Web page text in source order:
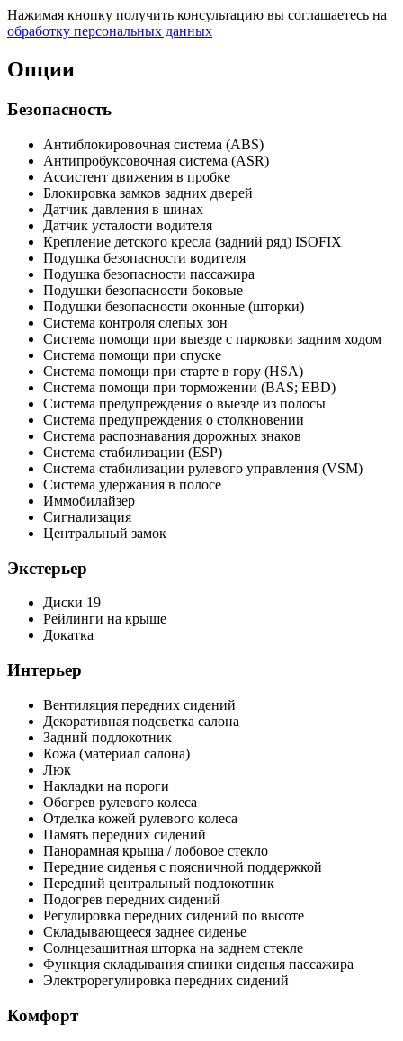
Нажимая кнопку получить консультацию вы соглашаетесь на
обработку персональных данных
Опции
Безопасность
Антиблокировочная система (ABS)
Антипробуксовочная система (ASR)
Ассистент движения в пробке
Блокировка замков задних дверей
Датчик давления в шинах
Датчик усталости водителя
Крепление детского кресла (задний ряд) ISOFIX
Подушка безопасности водителя
Подушка безопасности пассажира
Подушки безопасности боковые
Подушки безопасности оконные (шторки)
Система контроля слепых зон
Система помощи при выезде с парковки задним ходом
Система помощи при спуске
Система помощи при старте в гору (HSA)
Система помощи при торможении (BAS; EBD)
Система предупреждения о выезде из полосы
Система предупреждения о столкновении
Система распознавания дорожных знаков
Система стабилизации (ESP)
Система стабилизации рулевого управления (VSM)
Система удержания в полосе
Иммобилайзер
Сигнализация
Центральный замок
Экстерьер
Диски 19
Рейлинги на крыше
Докатка
Интерьер
Вентиляция передних сидений
Декоративная подсветка салона
Задний подлокотник
Кожа (материал салона)
Люк
Накладки на пороги
Обогрев рулевого колеса
Отделка кожей рулевого колеса
Память передних сидений
Панорамная крыша / лобовое стекло
Передние сиденья с поясничной поддержкой
Передний центральный подлокотник
Подогрев передних сидений
Регулировка передних сидений по высоте
Складывающееся заднее сиденье
Солнцезащитная шторка на заднем стекле
Функция складывания спинки сиденья пассажира
Электрорегулировка передних сидений
Комфорт